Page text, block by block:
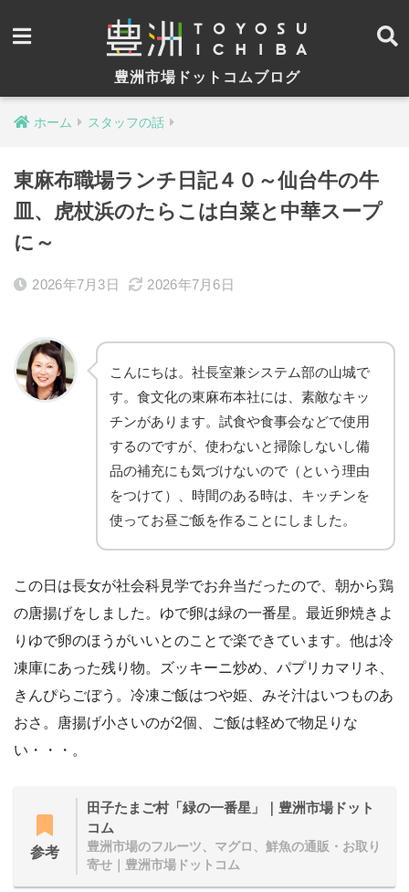
豊洲市場ドットコムブログ
ホーム スタッフの話
東麻布職場ランチ日記４０～仙台牛の牛
皿、虎杖浜のたらこは白菜と中華スープ
に～
2026年7月3日 2026年7月6日
こんにちは。社長室兼システム部の山城で
す。食文化の東麻布本社には、素敵なキッ
チンがあります。試食や食事会などで使用
するのですが、使わないと掃除しないし備
品の補充にも気づけないので（という理由
をつけて）、時間のある時は、キッチンを
使ってお昼ご飯を作ることにしました。
この日は長女が社会科見学でお弁当だったので、朝から鶏
の唐揚げをしました。ゆで卵は緑の一番星。最近卵焼きよ
りゆで卵のほうがいいとのことで楽できています。他は冷
凍庫にあった残り物。ズッキーニ炒め、パプリカマリネ、
きんぴらごぼう。冷凍ご飯はつや姫、みそ汁はいつものあ
おさ。唐揚げ小さいのが2個、ご飯は軽めで物足りな
い・・・。
参考
田子たまご村「緑の一番星」｜豊洲市場ドット
コム
豊洲市場のフルーツ、マグロ、鮮魚の通販・お取り
寄せ｜豊洲市場ドットコム